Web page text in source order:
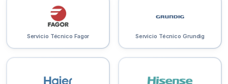
Servicio Técnico Fagor Servicio Técnico Grundig